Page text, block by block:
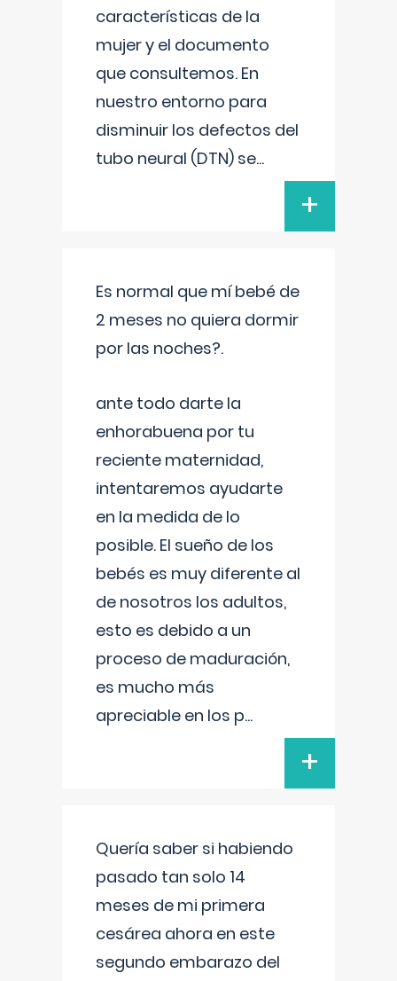
características de la
mujer y el documento
que consultemos. En
nuestro entorno para
disminuir los defectos del
tubo neural (DTN) se...
+
Es normal que mí bebé de
2 meses no quiera dormir
por las noches?.
ante todo darte la
enhorabuena por tu
reciente maternidad,
intentaremos ayudarte
en la medida de lo
posible. El sueño de los
bebés es muy diferente al
de nosotros los adultos,
esto es debido a un
proceso de maduración,
es mucho más
apreciable en los p...
+
Quería saber si habiendo
pasado tan solo 14
meses de mi primera
cesárea ahora en este
segundo embarazo del